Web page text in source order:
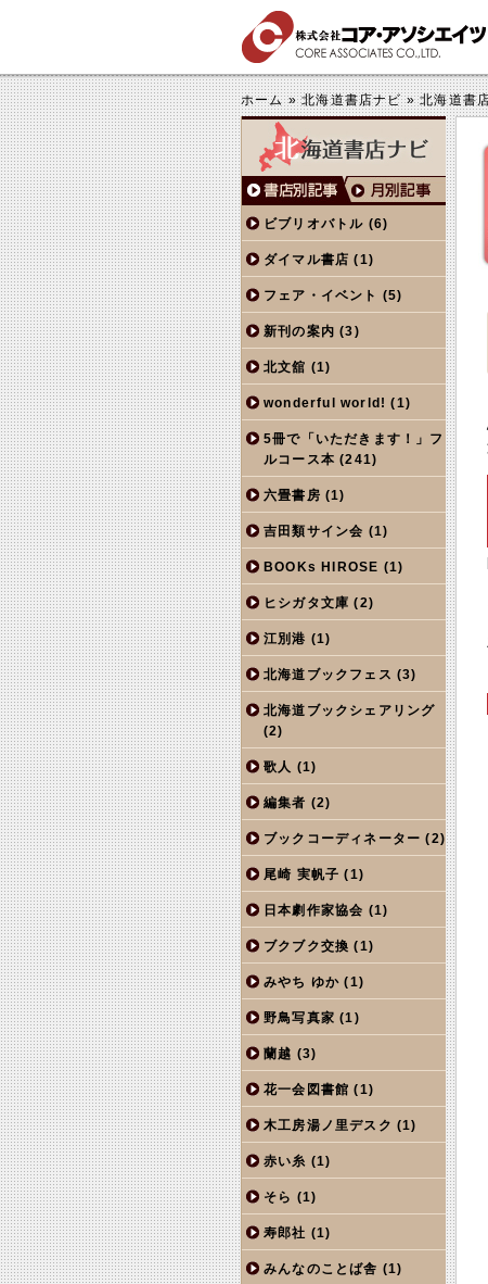
ホーム»北海道書店ナビ»北海道書
ビブリオバトル (6)
ダイマル書店 (1)
フェア・イベント (5)
新刊の案内 (3)
北文舘 (1)
wonderful world! (1)
5冊で「いただきます！」フ
ルコース本 (241)
六畳書房 (1)
吉田類サイン会 (1)
BOOKs HIROSE (1)
ヒシガタ文庫 (2)
江別港 (1)
北海道ブックフェス (3)
北海道ブックシェアリング
(2)
歌人 (1)
編集者 (2)
ブックコーディネーター (2)
尾崎 実帆子 (1)
日本劇作家協会 (1)
ブクブク交換 (1)
みやち ゆか (1)
野鳥写真家 (1)
蘭越 (3)
花一会図書館 (1)
木工房湯ノ里デスク (1)
赤い糸 (1)
そら (1)
寿郎社 (1)
みんなのことば舎 (1)